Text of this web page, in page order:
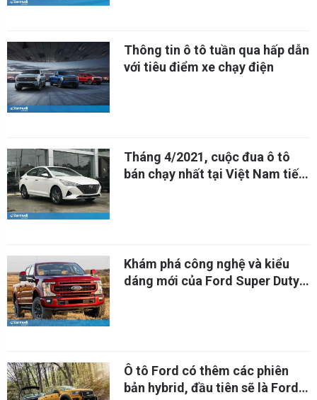
Thông tin ô tô tuần qua hấp dẫn
với tiêu điểm xe chạy điện
Tháng 4/2021, cuộc đua ô tô
bán chạy nhất tại Việt Nam tiếp
Khám phá công nghệ và kiểu
dáng mới của Ford Super Duty
Ô tô Ford có thêm các phiên
bản hybrid, đầu tiên sẽ là Ford